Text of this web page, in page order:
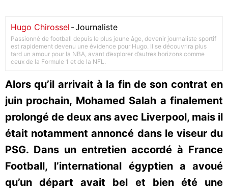
Hugo Chirossel -Journaliste
Passionné de football depuis le plus jeune âge, devenir journaliste sportif
est rapidement devenu une évidence pour Hugo. Il se découvrira plus
tard un amour pour la NBA, avant d’explorer d’autres horizons comme
ceux de la Formule 1 et de la NFL.
Alors qu’il arrivait à la fin de son contrat en
juin prochain, Mohamed Salah a finalement
prolongé de deux ans avec Liverpool, mais il
était notamment annoncé dans le viseur du
PSG. Dans un entretien accordé à France
Football, l’international égyptien a avoué
qu’un départ avait bel et bien été une